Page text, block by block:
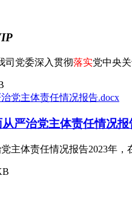
司党委深入贯彻落实党中央
严治党主体责任情况报
主体责任情况报告2023年